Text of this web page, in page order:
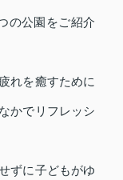
の公園をご紹介
れを癒すために
かでリフレッシ
ずに子どもがゆ